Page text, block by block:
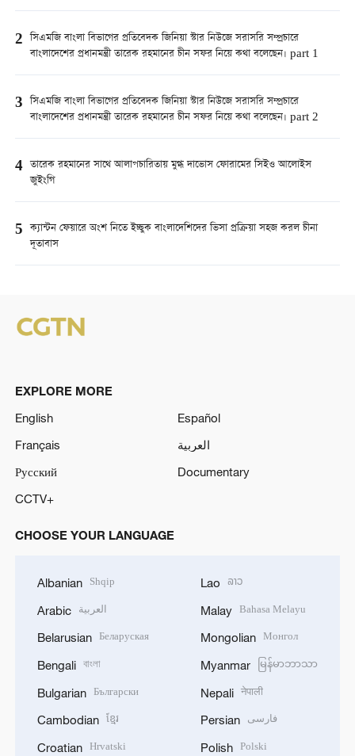
2 সিএমজি বাংলা বিভাগের প্রতিবেদক জিনিয়া স্টার নিউজে সরাসরি সম্প্রচারে
বাংলাদেশের প্রধানমন্ত্রী তারেক রহমানের চীন সফর নিয়ে কথা বলেছেন। part 1
3 সিএমজি বাংলা বিভাগের প্রতিবেদক জিনিয়া স্টার নিউজে সরাসরি সম্প্রচারে
বাংলাদেশের প্রধানমন্ত্রী তারেক রহমানের চীন সফর নিয়ে কথা বলেছেন। part 2
4 তারেক রহমানের সাথে আলাপচারিতায় মুগ্ধ দাভোস ফোরামের সিইও আলোইস
জুইংগি
5 ক্যান্টন ফেয়ারে অংশ নিতে ইচ্ছুক বাংলাদেশিদের ভিসা প্রক্রিয়া সহজ করল চীনা
দূতাবাস
EXPLORE MORE
English
Español
Français
العربية
Русский
Documentary
CCTV+
CHOOSE YOUR LANGUAGE
Albanian Shqip
Arabic العربية
Belarusian Беларуская
Bengali বাংলা
Bulgarian Български
Cambodian ខ្មែរ
Croatian Hrvatski
Lao ລາວ
Malay Bahasa Melayu
Mongolian Монгол
Myanmar မြန်မာဘာသာ
Nepali नेपाली
Persian فارسی
Polish Polski